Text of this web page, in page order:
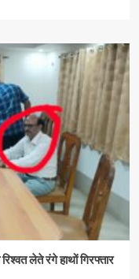
लेते रंगे हाथों गिरफ्तार